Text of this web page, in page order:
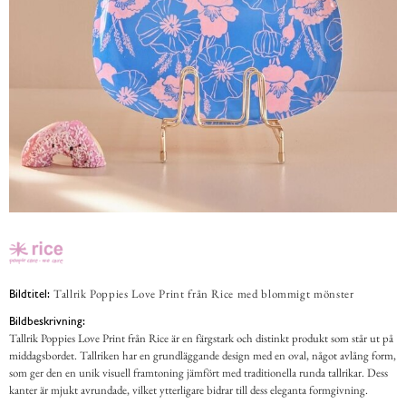
Bildtitel: Tallrik Poppies Love Print från Rice med blommigt mönster
Bildbeskrivning:
Tallrik Poppies Love Print från Rice är en färgstark och distinkt produkt som står ut på
middagsbordet. Tallriken har en grundläggande design med en oval, något avlång form,
som ger den en unik visuell framtoning jämfört med traditionella runda tallrikar. Dess
kanter är mjukt avrundade, vilket ytterligare bidrar till dess eleganta formgivning.